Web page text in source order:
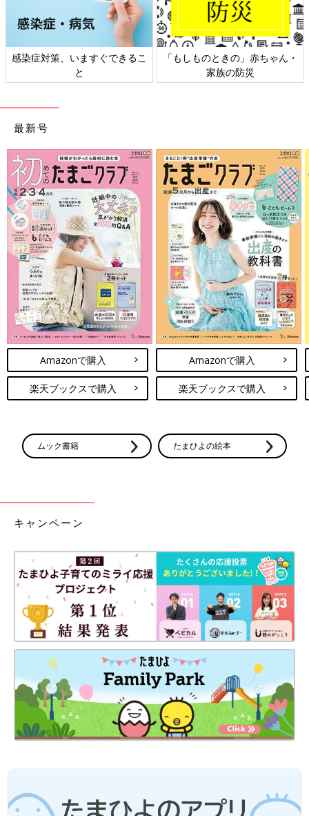
感染症対策、いますぐできるこ
と
「もしものときの」赤ちゃん・
家族の防災
最新号
Amazonで購入
楽天ブックスで購入
Amazonで購入
楽天ブックスで購入
ムック書籍 たまひよの絵本
キャンペーン